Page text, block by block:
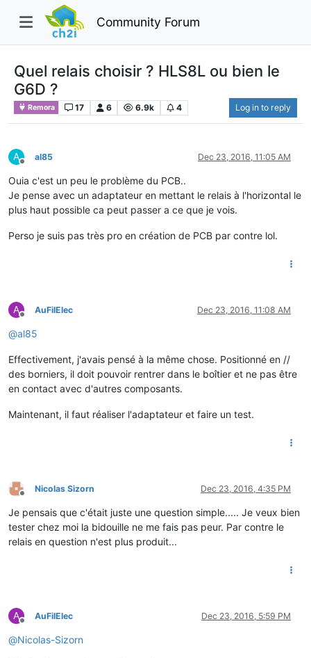
Community Forum
Quel relais choisir ? HLS8L ou bien le
G6D ?
Remora 17 6 6.9k 4 Log in to reply
A
Offline
al85 Dec 23, 2016, 11:05 AM
Ouia c'est un peu le problème du PCB..
Je pense avec un adaptateur en mettant le relais à l'horizontal le
plus haut possible ca peut passer a ce que je vois.
Perso je suis pas très pro en création de PCB par contre lol.
A
Offline
AuFilElec Dec 23, 2016, 11:08 AM
@al85
Effectivement, j'avais pensé à la même chose. Positionné en //
des borniers, il doit pouvoir rentrer dans le boîtier et ne pas être
en contact avec d'autres composants.
Maintenant, il faut réaliser l'adaptateur et faire un test.
Offline
Nicolas Sizorn Dec 23, 2016, 4:35 PM
Je pensais que c'était juste une question simple..... Je veux bien
tester chez moi la bidouille ne me fais pas peur. Par contre le
relais en question n'est plus produit...
A
Offline
AuFilElec Dec 23, 2016, 5:59 PM
@Nicolas-Sizorn